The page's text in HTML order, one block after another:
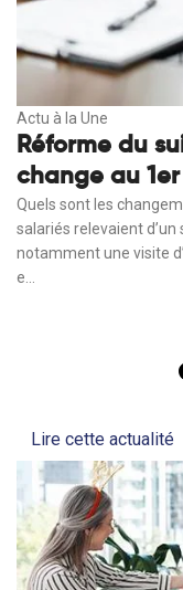
Actu à la Une
Réforme du
change au
Quels sont les
salariés relevaient
notamment une visite
e...
Lire cette actualité